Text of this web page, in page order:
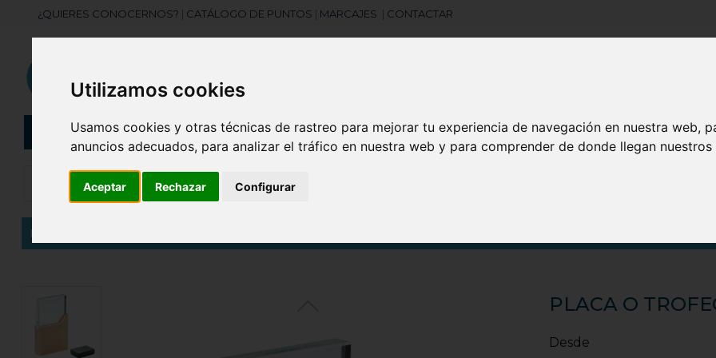
Utilizamos cookies
Usamos cookies y otras técnicas de rastreo para mejorar tu experiencia de navegación en nuestra web,
anuncios adecuados, para analizar el tráfico en nuestra web y para comprender de donde llegan nuestros
Aceptar Rechazar Configurar
¿QUIERES CONOCERNOS? | CATÁLOGO DE PUNTOS | MARCAJES | CONTACTAR
CATEGORÍAS Botellas Bolis Libretas Laboral Camisetas Agendas
Inicio
PLACA O
Desde